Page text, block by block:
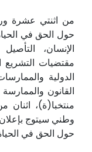
من اثنتي عشرة
حول الحق في
الإنسان،
مقتضيات التشريع
الدولية
منتخبا(ة)،
وطني سيتوج
حول الحق في الحياة